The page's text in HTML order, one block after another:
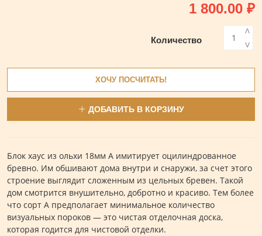
1 800.00 ₽
Количество >
<
ХОЧУ ПОСЧИТАТЬ!
ДОБАВИТЬ В КОРЗИНУ
Блок хаус из ольхи 18мм А имитирует оцилиндрованное
бревно. Им обшивают дома внутри и снаружи, за счет этого
строение выглядит сложенным из цельных бревен. Такой
дом смотрится внушительно, добротно и красиво. Тем более
что сорт А предполагает минимальное количество
визуальных пороков — это чистая отделочная доска,
которая годится для чистовой отделки.